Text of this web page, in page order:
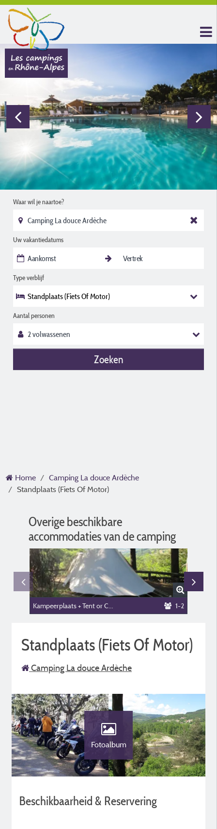
Waar wil je naartoe?
Uw vakantiedatums
Type verblijf
Standplaats (Fiets Of Motor)
Aantal personen
Zoeken
Home
Camping La douce Ardèche
Standplaats (Fiets Of Motor)
Overige beschikbare
accommodaties van de camping
1-2
Standplaats (Fiets Of Motor)
Camping La douce Ardèche
Fotoalbum
Beschikbaarheid & Reservering